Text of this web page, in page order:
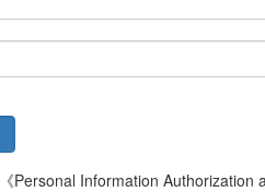
《Personal Information Authorization